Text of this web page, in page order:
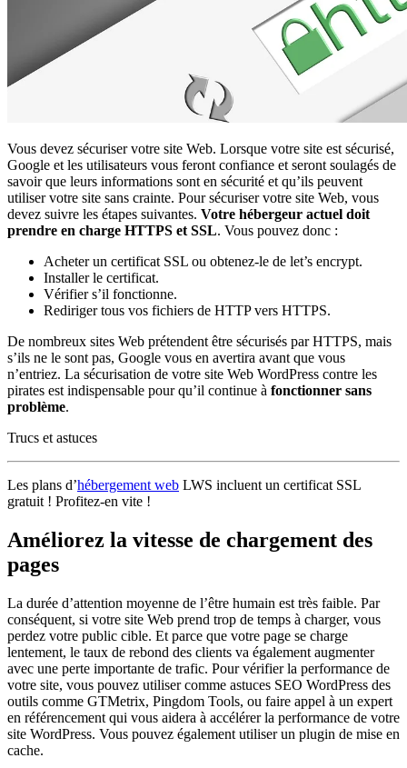
Vous devez sécuriser votre site Web. Lorsque votre site est sécurisé,
Google et les utilisateurs vous feront confiance et seront soulagés de
savoir que leurs informations sont en sécurité et qu’ils peuvent
utiliser votre site sans crainte. Pour sécuriser votre site Web, vous
devez suivre les étapes suivantes. Votre hébergeur actuel doit
prendre en charge HTTPS et SSL. Vous pouvez donc :
Acheter un certificat SSL ou obtenez-le de let’s encrypt.
Installer le certificat.
Vérifier s’il fonctionne.
Rediriger tous vos fichiers de HTTP vers HTTPS.
De nombreux sites Web prétendent être sécurisés par HTTPS, mais
s’ils ne le sont pas, Google vous en avertira avant que vous
n’entriez. La sécurisation de votre site Web WordPress contre les
pirates est indispensable pour qu’il continue à fonctionner sans
problème.
Trucs et astuces
Les plans d’hébergement web LWS incluent un certificat SSL
gratuit ! Profitez-en vite !
Améliorez la vitesse de chargement des
pages
La durée d’attention moyenne de l’être humain est très faible. Par
conséquent, si votre site Web prend trop de temps à charger, vous
perdez votre public cible. Et parce que votre page se charge
lentement, le taux de rebond des clients va également augmenter
avec une perte importante de trafic. Pour vérifier la performance de
votre site, vous pouvez utiliser comme astuces SEO WordPress des
outils comme GTMetrix, Pingdom Tools, ou faire appel à un expert
en référencement qui vous aidera à accélérer la performance de votre
site WordPress. Vous pouvez également utiliser un plugin de mise en
cache.